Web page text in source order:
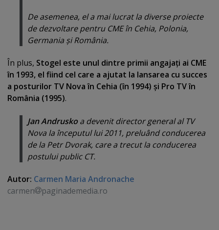
De asemenea, el a mai lucrat la diverse proiecte
de dezvoltare pentru CME în Cehia, Polonia,
Germania şi România.
În plus, Stogel este unul dintre primii angajaţi ai CME
în 1993, el fiind cel care a ajutat la lansarea cu succes
a posturilor TV Nova în Cehia (în 1994) şi Pro TV în
România (1995).
Jan Andruskoa devenit director general al TV
Nova la începutul lui 2011, preluând conducerea
de la Petr Dvorak, care a trecut la conducerea
postului public CT.
Autor: Carmen Maria Andronache
carmen
paginademedia.ro